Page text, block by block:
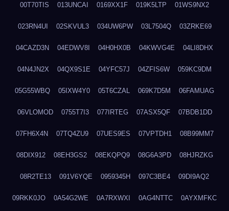
00T70TIS 013UNCAI 0169XX1F 019K5LTP 01WS9NX2
023RN4UI 02SKVUL3 034UW6PW 03L7504Q 03ZRKE69
04CAZD3N 04EDWV8I 04H0HX0B 04KWVG4E 04LI8DHX
04N4JN2X 04QX9S1E 04YFC57J 04ZFIS6W 059KC9DM
05G55WBQ 05IXW4Y0 05T6CZAL 069K7D5M 06FAMUAG
06VLOMOD 0755T7I3 077IRTEG 07ASX5QF 07BDB1DD
07FH6X4N 07TQ4ZU9 07UES9ES 07VPTDH1 08B99MM7
08DIX912 08EH3GS2 08EKQPQ9 08G6A3PD 08HJRZKG
08R2TE13 091V6YQE 0959345H 097C3BE4 09DI9AQ2
09RKK0JO 0A54G2WE 0A7RXWXI 0AG4NTTC 0AYXMFKC